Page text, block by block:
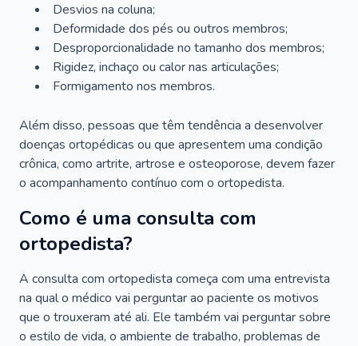
Desvios na coluna;
Deformidade dos pés ou outros membros;
Desproporcionalidade no tamanho dos membros;
Rigidez, inchaço ou calor nas articulações;
Formigamento nos membros.
Além disso, pessoas que têm tendência a desenvolver
doenças ortopédicas ou que apresentem uma condição
crônica, como artrite, artrose e osteoporose, devem fazer
o acompanhamento contínuo com o ortopedista.
Como é uma consulta com
ortopedista?
A consulta com ortopedista começa com uma entrevista
na qual o médico vai perguntar ao paciente os motivos
que o trouxeram até ali. Ele também vai perguntar sobre
o estilo de vida, o ambiente de trabalho, problemas de